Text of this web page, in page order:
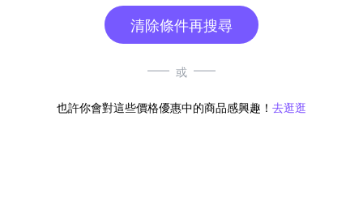
清除條件再搜尋
或
也許你會對這些價格優惠中的商品感興趣！ 去逛逛